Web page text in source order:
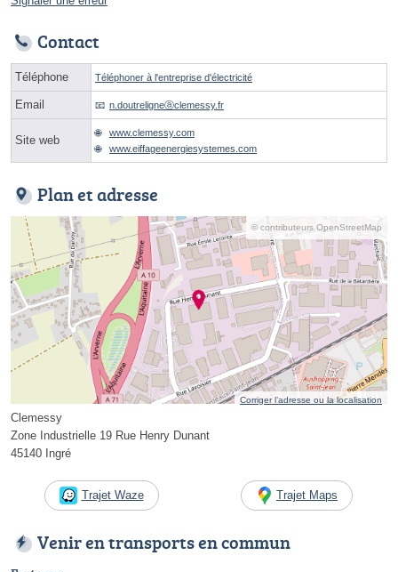
Contact
Téléphone Téléphoner à l'entreprise d'électricité
Email n.doutreligneⓐclemessy.fr
Site web
www.clemessy.com
www.eiffageenergiesystemes.com
Plan et adresse
© contributeurs OpenStreetMap
Corriger l’adresse ou la localisation
Clemessy
Zone Industrielle 19 Rue Henry Dunant
45140 Ingré
Trajet Waze Trajet Maps
Venir en transports en commun